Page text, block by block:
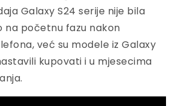
Galaxy S24 serije nije bila
na početnu fazu nakon
već su modele iz Galaxy
kupovati i u mjesecima